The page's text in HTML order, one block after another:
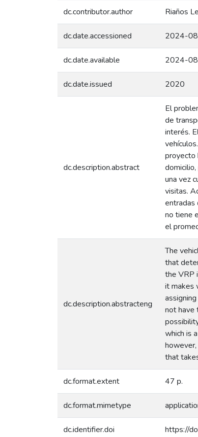
dc.contributor.author Riaños
dc.date.accessioned 2024-
dc.date.available 2024-
dc.date.issued 2020
dc.description.abstract
El
de
interés.
proyecto
una vez
visitas.
entradas
no tiene
el
dc.description.abstracteng
The
that
the VRP
it makes
not have
which is
that
dc.format.extent 47 p.
dc.format.mimetype
dc.identifier.doi https://